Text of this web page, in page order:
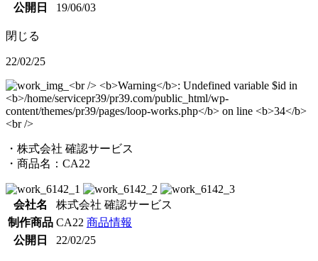
公開日
19/06/03
閉じる
22/02/25
・株式会社 確認サービス
・商品名：CA22
会社名
株式会社 確認サービス
制作商品 CA22 商品情報
公開日
22/02/25